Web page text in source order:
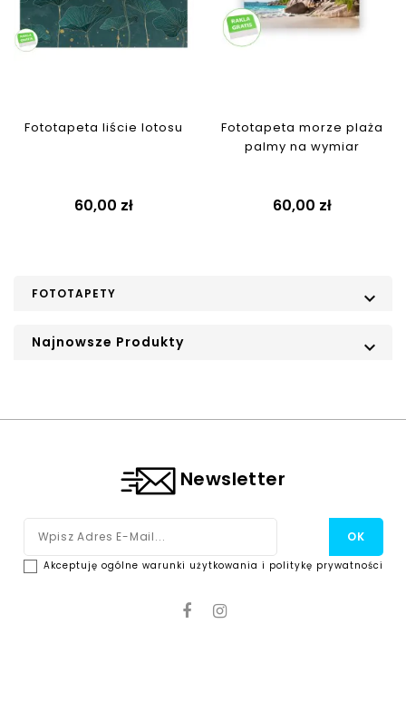
Fototapeta liście lotosu
Cena
60,00 zł
Fototapeta morze plaża
palmy na wymiar
Cena
60,00 zł
FOTOTAPETY 
Najnowsze Produkty 
Newsletter
Akceptuję ogólne warunki użytkowania i politykę prywatności